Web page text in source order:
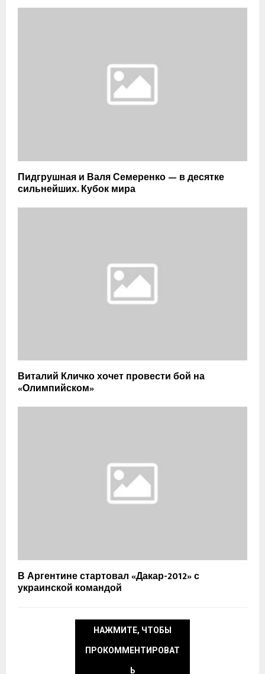
Пидгрушная и Валя Семеренко — в десятке
сильнейших. Кубок мира
Виталий Кличко хочет провести бой на
«Олимпийском»
В Аргентине стартовал «Дакар-2012» с
украинской командой
НАЖМИТЕ, ЧТОБЫ
ПРОКОММЕНТИРОВАТ
Ь